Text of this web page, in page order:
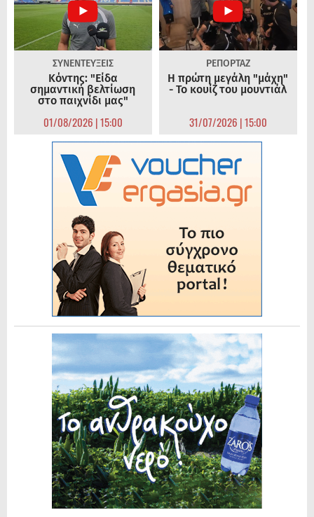
ΣΥΝΕΝΤΕΥΞΕΙΣ
Κόντης: "Είδα
σημαντική βελτίωση
στο παιχνίδι μας"
01/08/2026 | 15:00
ΡΕΠΟΡΤΑΖ
Η πρώτη μεγάλη "μάχη"
- Το κουίζ του μουντιάλ
31/07/2026 | 15:00